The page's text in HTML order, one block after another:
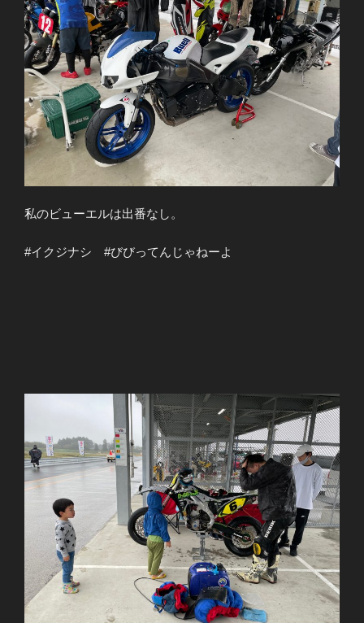
私のビューエルは出番なし。
#イクジナシ #びびってんじゃねーよ